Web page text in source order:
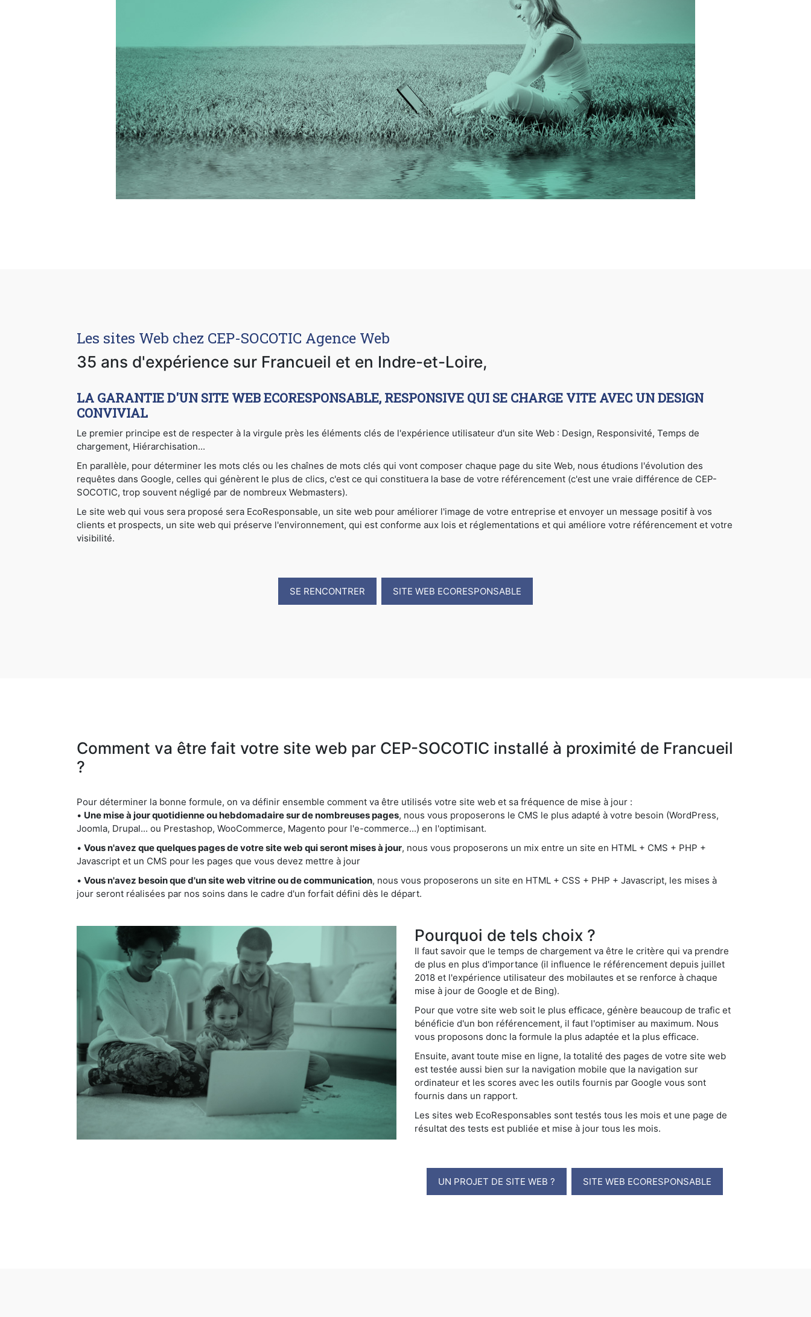
Les sites Web chez CEP-SOCOTIC Agence Web
35 ans d'expérience sur Francueil et en Indre-et-Loire,
LA GARANTIE D'UN SITE WEB ECORESPONSABLE, RESPONSIVE QUI SE CHARGE VITE AVEC UN DESIGN
CONVIVIAL
Le premier principe est de respecter à la virgule près les éléments clés de l'expérience utilisateur d'un site Web : Design, Responsivité, Temps de
chargement, Hiérarchisation...
En parallèle, pour déterminer les mots clés ou les chaînes de mots clés qui vont composer chaque page du site Web, nous étudions l'évolution des
requêtes dans Google, celles qui génèrent le plus de clics, c'est ce qui constituera la base de votre référencement (c'est une vraie différence de CEP-
SOCOTIC, trop souvent négligé par de nombreux Webmasters).
Le site web qui vous sera proposé sera EcoResponsable, un site web pour améliorer l'image de votre entreprise et envoyer un message positif à vos
clients et prospects, un site web qui préserve l'environnement, qui est conforme aux lois et réglementations et qui améliore votre référencement et votre
visibilité.
SE RENCONTRER SITE WEB ECORESPONSABLE
Comment va être fait votre site web par CEP-SOCOTIC installé à proximité de Francueil
?
Pour déterminer la bonne formule, on va définir ensemble comment va être utilisés votre site web et sa fréquence de mise à jour :
• Une mise à jour quotidienne ou hebdomadaire sur de nombreuses pages, nous vous proposerons le CMS le plus adapté à votre besoin (WordPress,
Joomla, Drupal... ou Prestashop, WooCommerce, Magento pour l'e-commerce...) en l'optimisant.
• Vous n'avez que quelques pages de votre site web qui seront mises à jour, nous vous proposerons un mix entre un site en HTML + CMS + PHP +
Javascript et un CMS pour les pages que vous devez mettre à jour
• Vous n'avez besoin que d'un site web vitrine ou de communication, nous vous proposerons un site en HTML + CSS + PHP + Javascript, les mises à
jour seront réalisées par nos soins dans le cadre d'un forfait défini dès le départ.
Pourquoi de tels choix ?
Il faut savoir que le temps de chargement va être le critère qui va prendre
de plus en plus d'importance (il influence le référencement depuis juillet
2018 et l'expérience utilisateur des mobilautes et se renforce à chaque
mise à jour de Google et de Bing).
Pour que votre site web soit le plus efficace, génère beaucoup de trafic et
bénéficie d'un bon référencement, il faut l'optimiser au maximum. Nous
vous proposons donc la formule la plus adaptée et la plus efficace.
Ensuite, avant toute mise en ligne, la totalité des pages de votre site web
est testée aussi bien sur la navigation mobile que la navigation sur
ordinateur et les scores avec les outils fournis par Google vous sont
fournis dans un rapport.
Les sites web EcoResponsables sont testés tous les mois et une page de
résultat des tests est publiée et mise à jour tous les mois.
UN PROJET DE SITE WEB ? SITE WEB ECORESPONSABLE